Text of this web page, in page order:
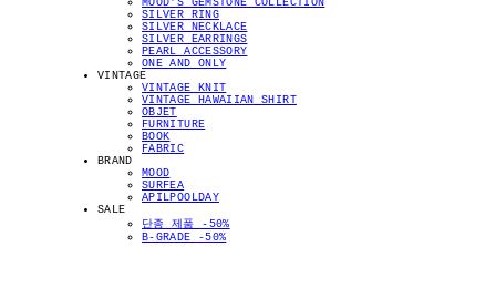
MOOD'S GEMSTONE COLLECTION
SILVER RING
SILVER NECKLACE
SILVER EARRINGS
PEARL ACCESSORY
ONE AND ONLY
VINTAGE
VINTAGE KNIT
VINTAGE HAWAIIAN SHIRT
OBJET
FURNITURE
BOOK
FABRIC
BRAND
MOOD
SURFEA
APILPOOLDAY
SALE
단종 제품 -50%
B-GRADE -50%